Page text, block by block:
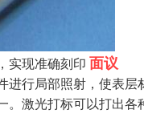
实现准确刻印 面议
进行局部照射，使表
。激光打标可以打出